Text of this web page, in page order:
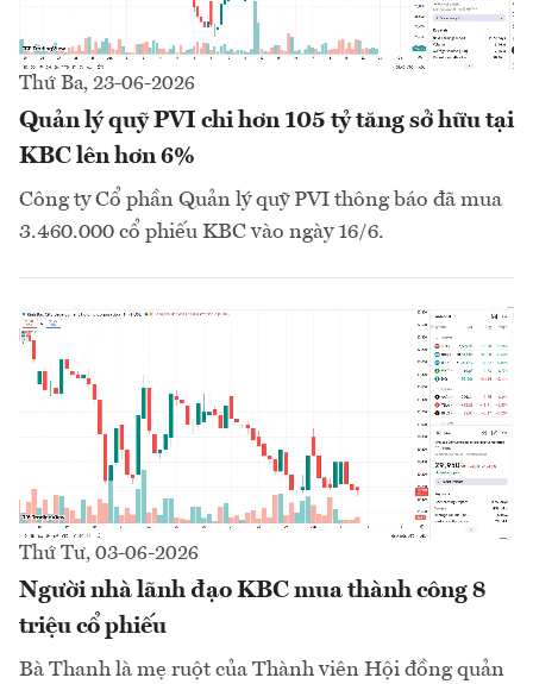
Thứ Ba, 23-06-2026
Quản lý quỹ PVI chi hơn 105 tỷ tăng sở hữu tại
KBC lên hơn 6%
Công ty Cổ phần Quản lý quỹ PVI thông báo đã mua
3.460.000 cổ phiếu KBC vào ngày 16/6.
Thứ Tư, 03-06-2026
Người nhà lãnh đạo KBC mua thành công 8
triệu cổ phiếu
Bà Thanh là mẹ ruột của Thành viên Hội đồng quản